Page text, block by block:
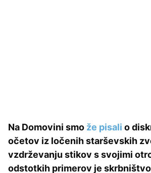
Na Domovini smo že pisali o
očetov iz ločenih starševskih
vzdrževanju stikov s svojimi
odstotkih primerov je